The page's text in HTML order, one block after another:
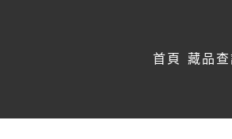
首頁 藏品查